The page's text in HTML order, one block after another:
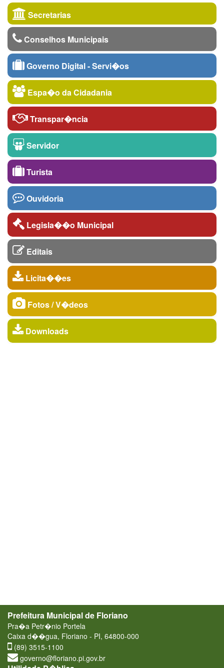
Secretarias
Conselhos Municipais
Governo Digital - Servi�os
Espa�o da Cidadania
Transpar�ncia
Servidor
Turista
Ouvidoria
Legisla��o Municipal
Editais
Licita��es
Fotos / V�deos
Downloads
Prefeitura Municipal de Floriano
Pra�a Petr�nio Portela
Caixa d��gua, Floriano - PI, 64800-000
(89) 3515-1100
governo@floriano.pi.gov.br